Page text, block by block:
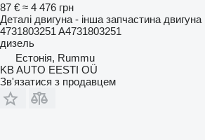
87 € ≈ 4 476 грн
Деталі двигуна - інша запчастина двигуна
4731803251 A4731803251
дизель
Естонія, Rummu
KB AUTO EESTI OÜ
Зв'язатися з продавцем